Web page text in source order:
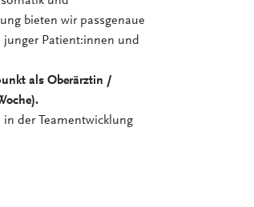
bieten wir passgenaue
Patient:innen und
als Oberärztin /
der Teamentwicklung